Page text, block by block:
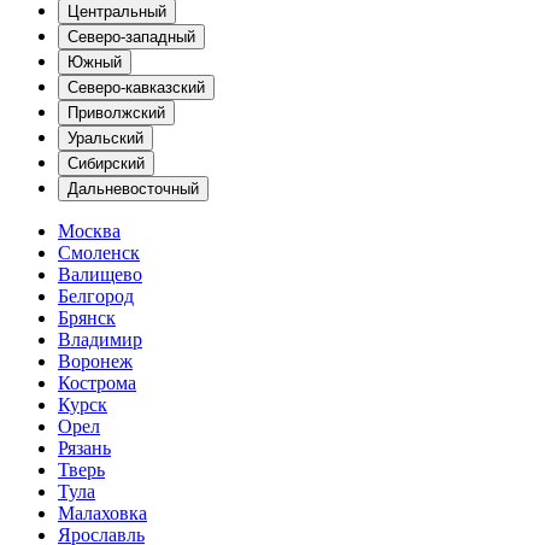
Центральный
Северо-западный
Южный
Северо-кавказский
Приволжский
Уральский
Сибирский
Дальневосточный
Москва
Смоленск
Валищево
Белгород
Брянск
Владимир
Воронеж
Кострома
Курск
Орел
Рязань
Тверь
Тула
Малаховка
Ярославль